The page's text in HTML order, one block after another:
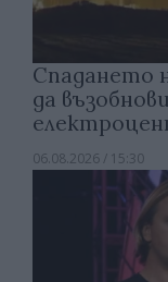
Спадането
да
06.08.2026 / 15:30